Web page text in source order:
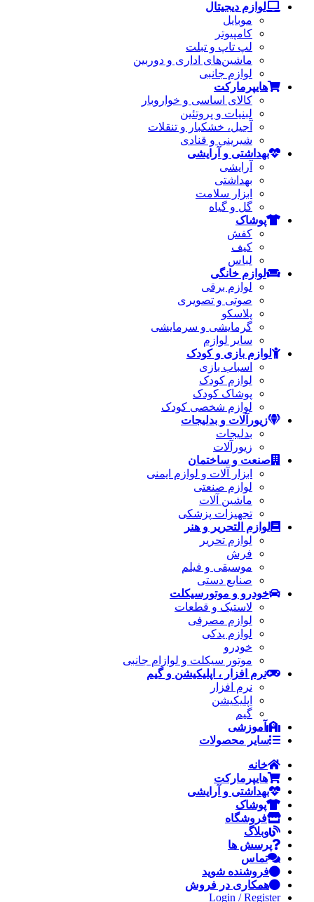
لوازم دیجیتال
موبایل
کامپیوتر
لپ تاپ و تبلت
ماشین‌های اداری و دوربین
لوازم جانبی
هایپرمارکت
کالای اساسی و خواروبار
لبنیات و پروتئین
آجیل، خشکبار و تنقلات
شیرینی و قنادی
بهداشتی و آرایشی
آرایشی
بهداشتی
ابزار سلامت
گل و گیاه
پوشاک
کفش
کیف
لباس
لوازم خانگی
لوازم برقی
صوتی و تصویری
پلاسکو
گرمایشی و سرمایشی
سایر لوازم
لوازم بازی و کودک
اسباب بازی
لوازم کودک
پوشاک کودک
لوازم شخصی کودک
زیورآلات و بدلیجات
بدلیجات
زیورآلات
صنعت و ساختمان
ابزار آلات و لوازم ایمنی
لوازم صنعتی
ماشین آلات
تجهیزات پزشکی
لوازم التحریر و هنر
لوازم تحریر
فرش
موسیقی و فیلم
صنایع دستی
خودرو و موتورسیکلت
لاستیک و قطعات
لوازم مصرفی
لوازم یدکی
خودرو
موتور سیکلت و لوازام جانبی
نرم افزار ، اپلیکیشن و گیم
نرم افزار
اپلیکیشن
گیم
آموزشی
سایر محصولات
خانه
هایپرمارکت
بهداشتی و آرایشی
پوشاک
فروشگاه
وبلاگ
پرسش ها
تماس
فروشنده شوید
همکاری در فروش
Login / Register